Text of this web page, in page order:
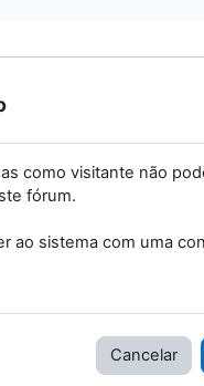
como visitante não
fórum.
ao sistema com uma
Cancelar